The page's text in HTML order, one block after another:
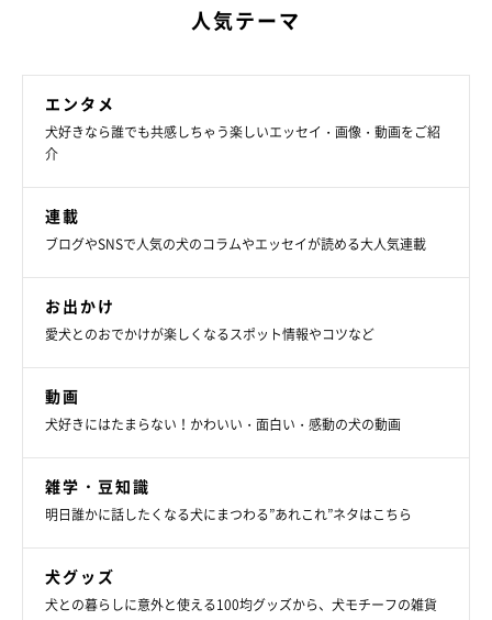
人気テーマ
エンタメ
犬好きなら誰でも共感しちゃう楽しいエッセイ・画像・動画をご紹
介
連載
ブログやSNSで人気の犬のコラムやエッセイが読める大人気連載
お出かけ
愛犬とのおでかけが楽しくなるスポット情報やコツなど
動画
犬好きにはたまらない！かわいい・面白い・感動の犬の動画
雑学・豆知識
明日誰かに話したくなる犬にまつわる”あれこれ”ネタはこちら
犬グッズ
犬との暮らしに意外と使える100均グッズから、犬モチーフの雑貨